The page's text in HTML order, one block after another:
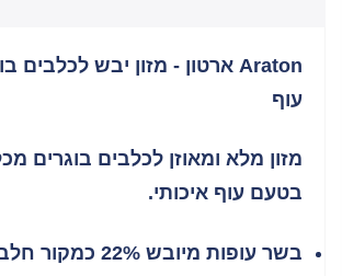
עוף
מזון מלא ומאוזן לכלבים בוגרים
בטעם עוף איכותי.
בשר עופות מיובש 22% כמקור חלבון עיקרי